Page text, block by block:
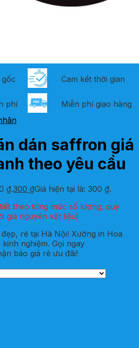
gốc Cam kết thời gian
phí
Miễn phí giao hàng
dán saffron giá
theo yêu cầu
₫.300 ₫Giá hiện tại là: 300 ₫.
theo từng mức số lượng, quy
giá nguyên vật liệu)
rẻ tại Hà Nội! Xưởng in Hoa
nghiệm. Gọi ngay
báo giá rẻ ưu đãi!